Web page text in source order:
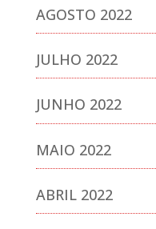
AGOSTO 2022
JULHO 2022
JUNHO 2022
MAIO 2022
ABRIL 2022